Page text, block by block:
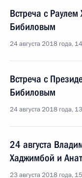
Встреча с
Бибиловым
24 августа 2018 года,
Встреча с
Бибиловым
24 августа 2018 года,
24 августа
Хаджимбой и
23 августа 2018 года,